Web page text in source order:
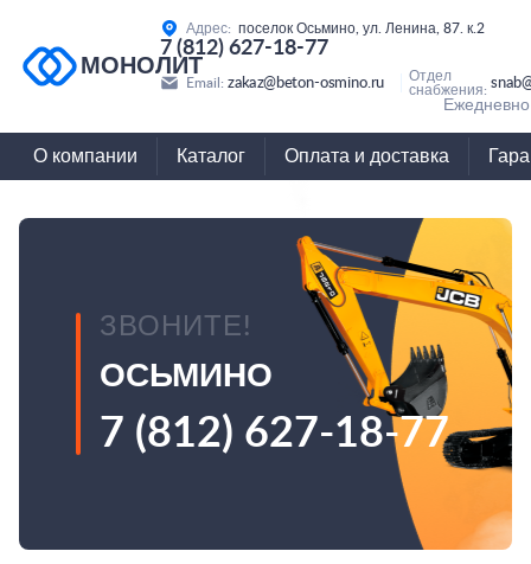
МОНОЛИТ
Адрес: поселок Осьмино, ул. Ленина, 87. к.2
7 (812) 627-18-77
Email: zakaz@beton-osmino.ru
Отдел
снабжения:
О компании Каталог Оплата и доставка
ЗВОНИТЕ!
ОСЬМИНО
7 (812) 627-18-77